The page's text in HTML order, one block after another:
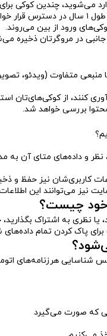
ورود از بین می‌روند.
جانبی در مروگرتان
متفاوت (ویدئو،
کنند، از کوکی‌های‌تان
بررسی خواهد شد.
نظر و داده‌های متای آن
کاربری‌شان نیز حفظ و
نیز می‌توانند این
خود چیست؟
نظری به اشتراک
پاک کردن تمام داده‌های
شناسایی هرزنامه‌های
که صورت می‌گیرد